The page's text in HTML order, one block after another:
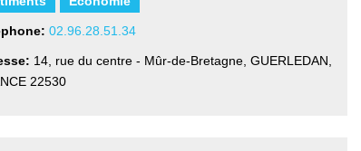
02.96.28.51.34
14, rue du centre - Mûr-de-Bretagne, GUERLEDAN,
22530